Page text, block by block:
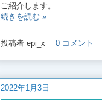
ご紹介します。
続きを読む »
投稿者 epi_x 0 コメント
2022年1月3日